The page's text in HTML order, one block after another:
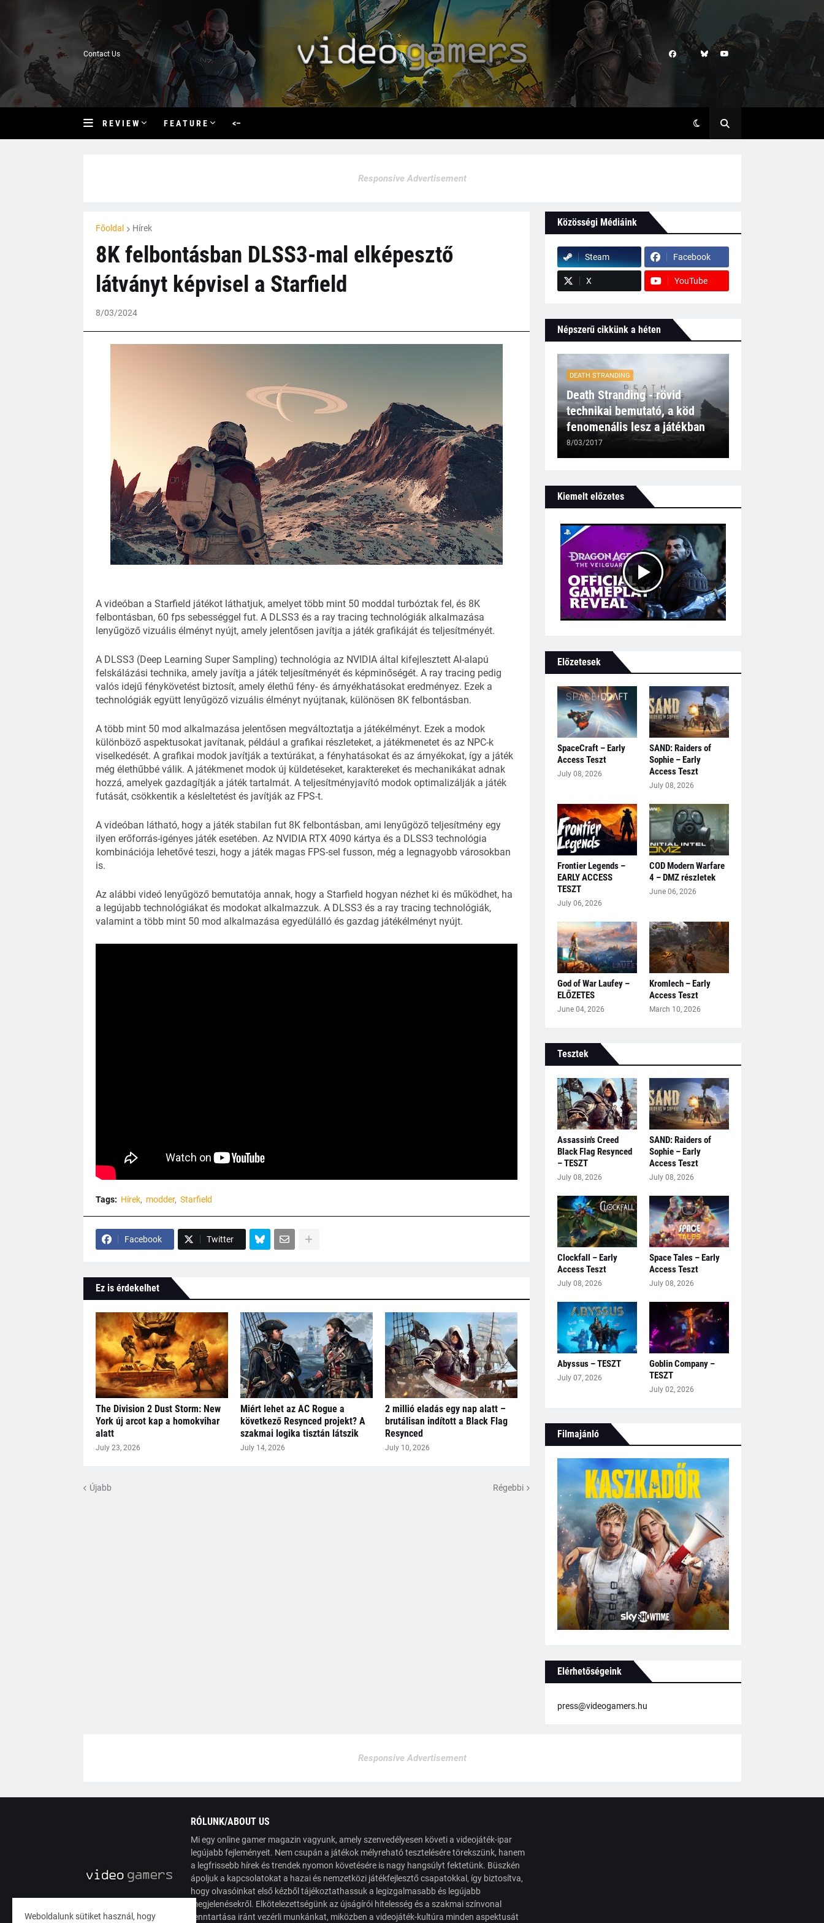
Contact Us
R E V I E W F E A T U R E <–
Responsive Advertisement
Főoldal Hírek
8K felbontásban DLSS3-mal elképesztő
látványt képvisel a Starfield
8/03/2024
A videóban a Starfield játékot láthatjuk, amelyet több mint 50 moddal turbóztak fel, és 8K
felbontásban, 60 fps sebességgel fut. A DLSS3 és a ray tracing technológiák alkalmazása
lenyűgöző vizuális élményt nyújt, amely jelentősen javítja a játék grafikáját és teljesítményét.
A DLSS3 (Deep Learning Super Sampling) technológia az NVIDIA által kifejlesztett AI-alapú
felskálázási technika, amely javítja a játék teljesítményét és képminőségét. A ray tracing pedig
valós idejű fénykövetést biztosít, amely élethű fény- és árnyékhatásokat eredményez. Ezek a
technológiák együtt lenyűgöző vizuális élményt nyújtanak, különösen 8K felbontásban.
A több mint 50 mod alkalmazása jelentősen megváltoztatja a játékélményt. Ezek a modok
különböző aspektusokat javítanak, például a grafikai részleteket, a játékmenetet és az NPC-k
viselkedését. A grafikai modok javítják a textúrákat, a fényhatásokat és az árnyékokat, így a játék
még élethűbbé válik. A játékmenet modok új küldetéseket, karaktereket és mechanikákat adnak
hozzá, amelyek gazdagítják a játék tartalmát. A teljesítményjavító modok optimalizálják a játék
futását, csökkentik a késleltetést és javítják az FPS-t.
A videóban látható, hogy a játék stabilan fut 8K felbontásban, ami lenyűgöző teljesítmény egy
ilyen erőforrás-igényes játék esetében. Az NVIDIA RTX 4090 kártya és a DLSS3 technológia
kombinációja lehetővé teszi, hogy a játék magas FPS-sel fusson, még a legnagyobb városokban
is.
Az alábbi videó lenyűgöző bemutatója annak, hogy a Starfield hogyan nézhet ki és működhet, ha
a legújabb technológiákat és modokat alkalmazzuk. A DLSS3 és a ray tracing technológiák,
valamint a több mint 50 mod alkalmazása egyedülálló és gazdag játékélményt nyújt.
Tags: Hírek modder Starfield
Facebook Twitter
Ez is érdekelhet
The Division 2 Dust Storm: New
York új arcot kap a homokvihar
alatt
July 23, 2026
Miért lehet az AC Rogue a
következő Resynced projekt? A
szakmai logika tisztán látszik
July 14, 2026
2 millió eladás egy nap alatt –
brutálisan indított a Black Flag
Resynced
July 10, 2026
Újabb Régebbi
Közösségi Médiáink
Steam Facebook
X YouTube
Népszerű cikkünk a héten
DEATH STRANDING
Death Stranding - rövid
technikai bemutató, a köd
fenomenális lesz a játékban
8/03/2017
Kiemelt előzetes
Előzetesek
SpaceCraft – Early
Access Teszt
July 08, 2026
SAND: Raiders of
Sophie – Early
Access Teszt
July 08, 2026
Frontier Legends –
EARLY ACCESS
TESZT
July 06, 2026
COD Modern Warfare
4 – DMZ részletek
June 06, 2026
God of War Laufey –
ELŐZETES
June 04, 2026
Kromlech – Early
Access Teszt
March 10, 2026
Tesztek
Assassin's Creed
Black Flag Resynced
– TESZT
July 08, 2026
SAND: Raiders of
Sophie – Early
Access Teszt
July 08, 2026
Clockfall – Early
Access Teszt
July 08, 2026
Space Tales – Early
Access Teszt
July 08, 2026
Abyssus – TESZT
July 07, 2026
Goblin Company –
TESZT
July 02, 2026
Filmajánló
Elérhetőségeink
press@videogamers.hu
Responsive Advertisement
RÓLUNK/ABOUT US
Mi egy online gamer magazin vagyunk, amely szenvedélyesen követi a videojáték-ipar
legújabb fejleményeit. Nem csupán a játékok mélyreható tesztelésére törekszünk, hanem
a legfrissebb hírek és trendek nyomon követésére is nagy hangsúlyt fektetünk. Büszkén
ápoljuk a kapcsolatokat a hazai és nemzetközi játékfejlesztő csapatokkal, így biztosítva,
hogy olvasóinkat első kézből tájékoztathassuk a legizgalmasabb és legújabb
megjelenésekről. Elkötelezettségünk az újságírói hitelesség és a szakmai színvonal
fenntartása iránt vezérli munkánkat, miközben a videojáték-kultúra minden aspektusát
Weboldalunk sütiket használ, hogy